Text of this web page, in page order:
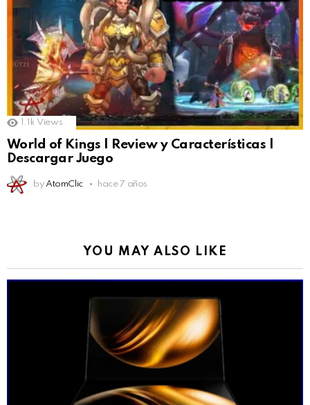
1.1k Views
World of Kings | Review y Características |
Descargar Juego
by AtomClic hace 7 años
YOU MAY ALSO LIKE